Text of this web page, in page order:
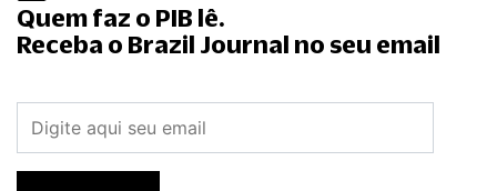
Quem faz o PIB lê.
Receba o Brazil Journal no seu email